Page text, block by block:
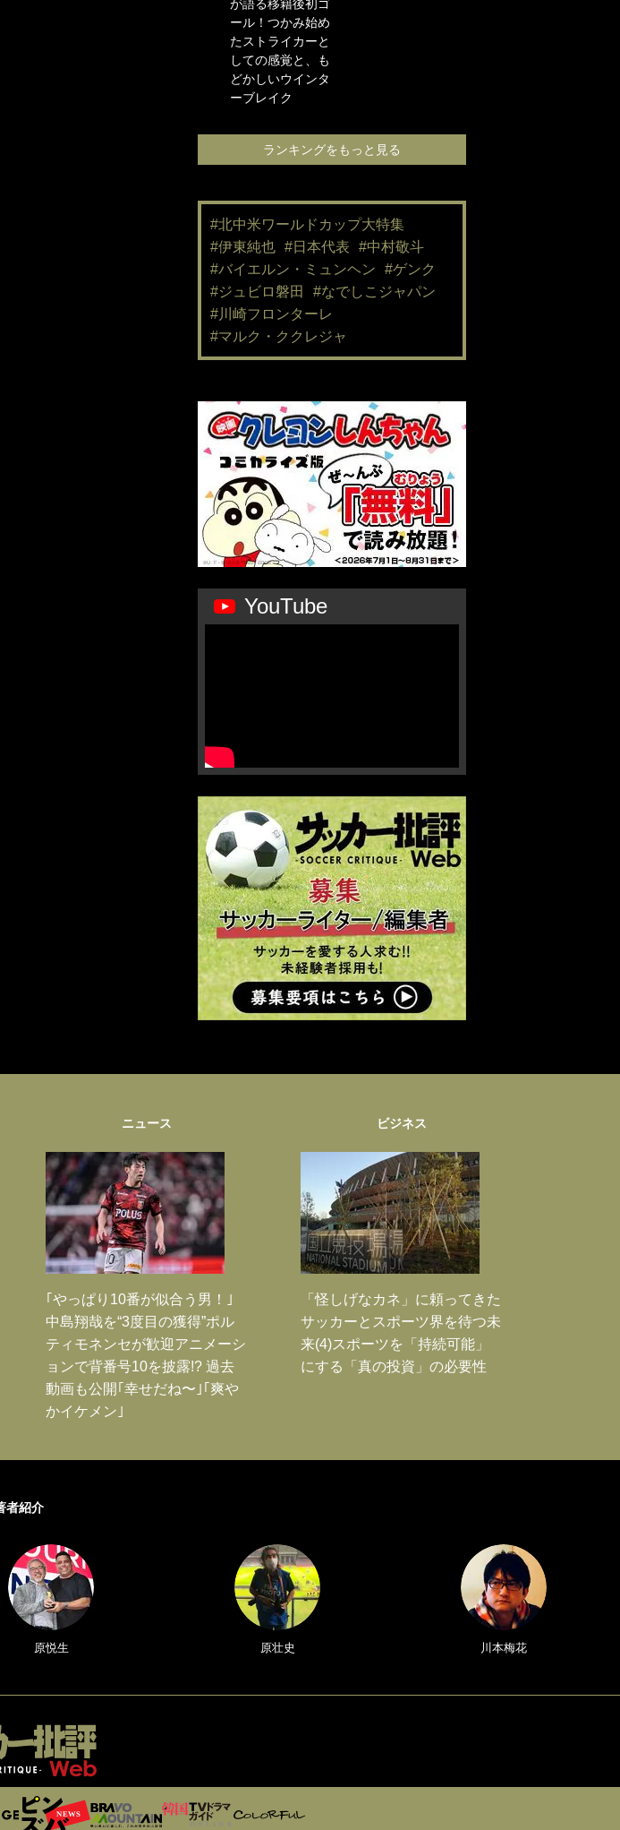
が語る移籍後初ゴ
ール！つかみ始め
たストライカーと
しての感覚と、も
どかしいウインタ
ーブレイク
ランキングをもっと見る
#北中米ワールドカップ大特集
#伊東純也 #日本代表
#中村敬斗
#バイエルン・ミュンヘン
#ゲンク
#ジュビロ磐田
#なでしこジャパン
#川崎フロンターレ
#マルク・ククレジャ
YouTube
ニュース
｢やっぱり10番が似合う男！｣
中島翔哉を“3度目の獲得”ポル
ティモネンセが歓迎アニメーシ
ョンで背番号10を披露!? 過去
動画も公開｢幸せだね〜｣｢爽や
かイケメン｣
ビジネス
「怪しげなカネ」に頼ってきた
サッカーとスポーツ界を待つ未
来(4)スポーツを「持続可能」
にする「真の投資」の必要性
者紹介
原悦生 原壮史 川本梅花